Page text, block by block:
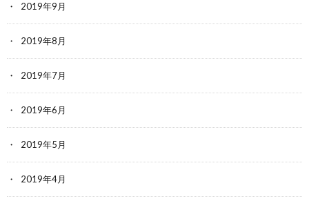
2019年9月
2019年8月
2019年7月
2019年6月
2019年5月
2019年4月